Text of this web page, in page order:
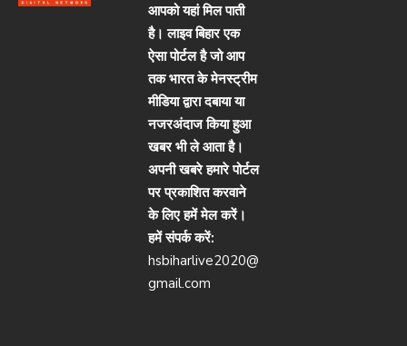
आपको यहां मिल पाती
है। लाइव बिहार एक
ऐसा पोर्टल है जो आप
तक भारत के मेनस्ट्रीम
मीडिया द्वारा दबाया या
नजरअंदाज किया हुआ
खबर भी ले आता है।
अपनी खबरे हमारे पोर्टल
पर प्रकाशित करवाने
के लिए हमें मेल करें।
हमें संपर्क करें:
hsbiharlive2020@
gmail.com